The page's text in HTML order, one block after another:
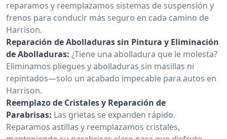
reparamos y reemplazamos sistemas de suspensión y
frenos para conducir más seguro en cada camino de
Harrison.
Reparación de Abolladuras sin Pintura y Eliminación
de Abolladuras: ¿Tiene una abolladura que le molesta?
Eliminamos pliegues y abolladuras sin masillas ni
repintados—solo un acabado impecable para autos en
Harrison.
Reemplazo de Cristales y Reparación de
Parabrisas: Las grietas se expanden rápido.
Reparamos astillas y reemplazamos cristales,